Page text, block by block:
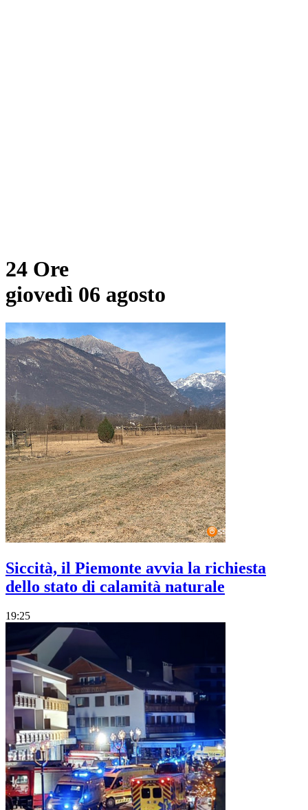
24 Ore
giovedì 06 agosto
Siccità, il Piemonte avvia la richiesta
dello stato di calamità naturale
19:25